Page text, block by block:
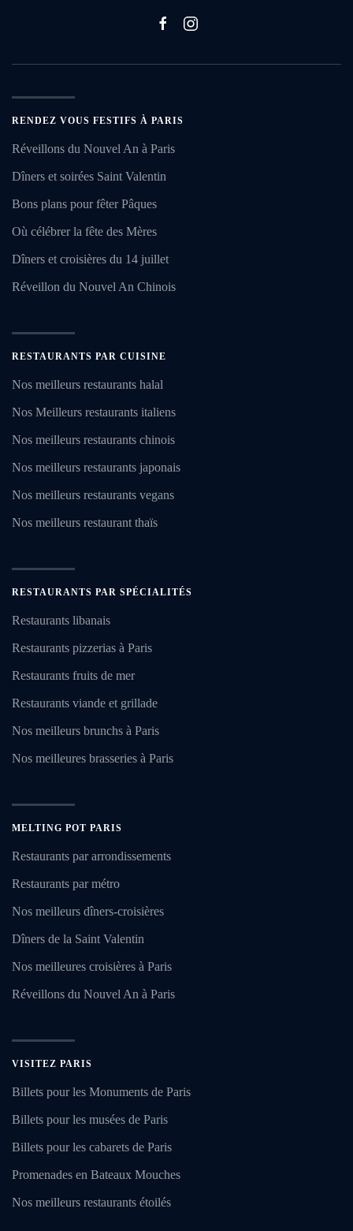
RENDEZ VOUS FESTIFS À PARIS
Réveillons du Nouvel An à Paris
Dîners et soirées Saint Valentin
Bons plans pour fêter Pâques
Où célébrer la fête des Mères
Dîners et croisières du 14 juillet
Réveillon du Nouvel An Chinois
RESTAURANTS PAR CUISINE
Nos meilleurs restaurants halal
Nos Meilleurs restaurants italiens
Nos meilleurs restaurants chinois
Nos meilleurs restaurants japonais
Nos meilleurs restaurants vegans
Nos meilleurs restaurant thaïs
RESTAURANTS PAR SPÉCIALITÉS
Restaurants libanais
Restaurants pizzerias à Paris
Restaurants fruits de mer
Restaurants viande et grillade
Nos meilleurs brunchs à Paris
Nos meilleures brasseries à Paris
MELTING POT PARIS
Restaurants par arrondissements
Restaurants par métro
Nos meilleurs dîners-croisières
Dîners de la Saint Valentin
Nos meilleures croisières à Paris
Réveillons du Nouvel An à Paris
VISITEZ PARIS
Billets pour les Monuments de Paris
Billets pour les musées de Paris
Billets pour les cabarets de Paris
Promenades en Bateaux Mouches
Nos meilleurs restaurants étoilés